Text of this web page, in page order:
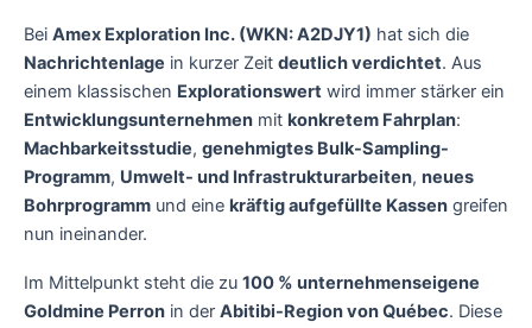
Bei Amex Exploration Inc. (WKN: A2DJY1) hat sich die
Nachrichtenlage in kurzer Zeit deutlich verdichtet. Aus
einem klassischen Explorationswert wird immer stärker ein
Entwicklungsunternehmen mit konkretem Fahrplan:
Machbarkeitsstudie, genehmigtes Bulk-Sampling-
Programm, Umwelt- und Infrastrukturarbeiten, neues
Bohrprogramm und eine kräftig aufgefüllte Kassen greifen
nun ineinander.
Im Mittelpunkt steht die zu 100 % unternehmenseigene
Goldmine Perron in der Abitibi-Region von Québec. Diese